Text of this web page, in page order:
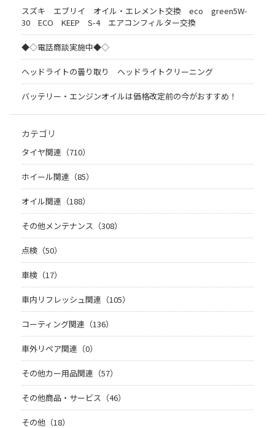
スズキ エブリイ オイル・エレメント交換 eco green5W-
30 ECO KEEP S-4 エアコンフィルター交換
◆◇電話商談実施中◆◇
ヘッドライトの曇り取り ヘッドライトクリーニング
バッテリー・エンジンオイルは価格改定前の今がおすすめ！
カテゴリ
タイヤ関連（710）
ホイール関連（85）
オイル関連（188）
その他メンテナンス（308）
点検（50）
車検（17）
車内リフレッシュ関連（105）
コーティング関連（136）
車外リペア関連（0）
その他カー用品関連（57）
その他商品・サービス（46）
その他（18）